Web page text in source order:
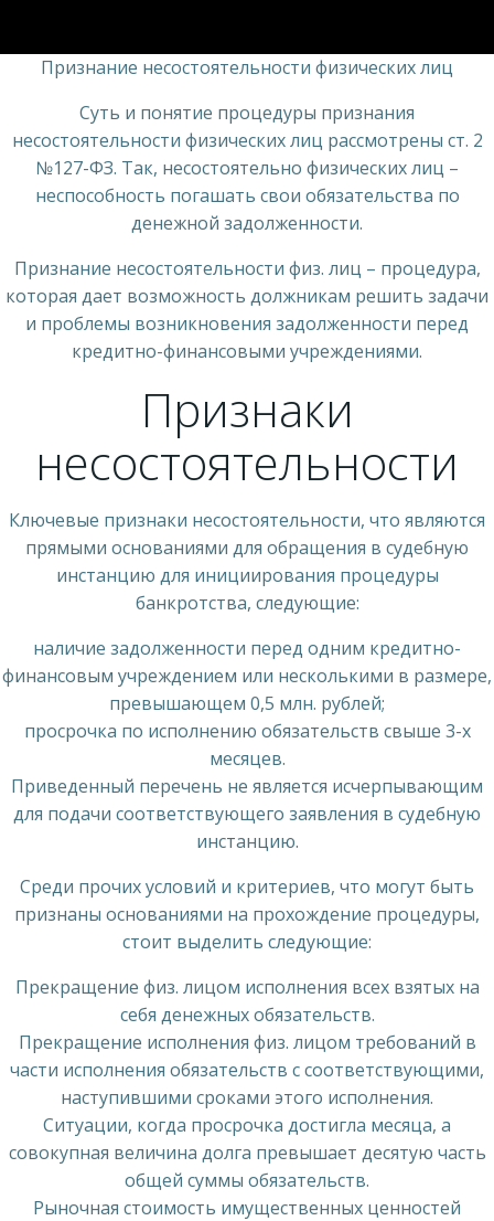
Признание несостоятельности физических лиц
Суть и понятие процедуры признания
несостоятельности физических лиц рассмотрены ст. 2
№127-ФЗ. Так, несостоятельно физических лиц –
неспособность погашать свои обязательства по
денежной задолженности.
Признание несостоятельности физ. лиц – процедура,
которая дает возможность должникам решить задачи
и проблемы возникновения задолженности перед
кредитно-финансовыми учреждениями.
Признаки
несостоятельности
Ключевые признаки несостоятельности, что являются
прямыми основаниями для обращения в судебную
инстанцию для инициирования процедуры
банкротства, следующие:
наличие задолженности перед одним кредитно-
финансовым учреждением или несколькими в размере,
превышающем 0,5 млн. рублей;
просрочка по исполнению обязательств свыше 3-х
месяцев.
Приведенный перечень не является исчерпывающим
для подачи соответствующего заявления в судебную
инстанцию.
Среди прочих условий и критериев, что могут быть
признаны основаниями на прохождение процедуры,
стоит выделить следующие:
Прекращение физ. лицом исполнения всех взятых на
себя денежных обязательств.
Прекращение исполнения физ. лицом требований в
части исполнения обязательств с соответствующими,
наступившими сроками этого исполнения.
Ситуации, когда просрочка достигла месяца, а
совокупная величина долга превышает десятую часть
общей суммы обязательств.
Рыночная стоимость имущественных ценностей